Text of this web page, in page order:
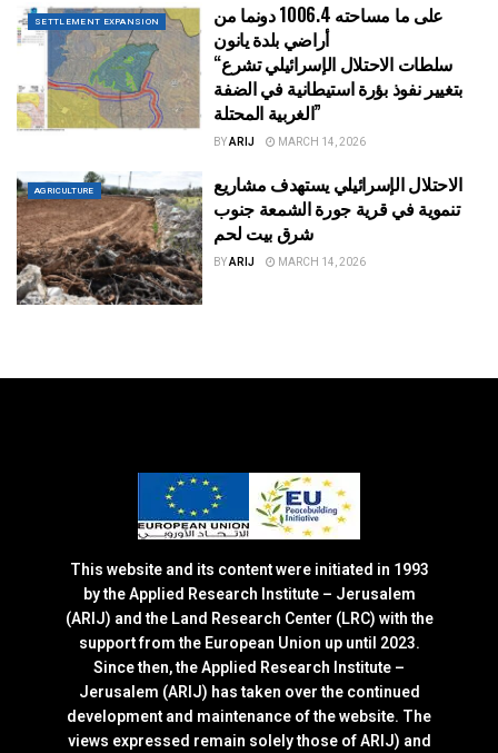
SETTLEMENT EXPANSION
على ما مساحته 1006.4 دونما من
أراضي بلدة يانون
“سلطات الاحتلال الإسرائيلي تشرع
بتغيير نفوذ بؤرة استيطانية في الضفة
الغربية المحتلة”
BYARIJ MARCH 14, 2026
AGRICULTURE
الاحتلال الإسرائيلي يستهدف مشاريع
تنموية في قرية جورة الشمعة جنوب
شرق بيت لحم
BYARIJ MARCH 14, 2026
This website and its content were initiated in 1993
by the Applied Research Institute – Jerusalem
(ARIJ) and the Land Research Center (LRC) with the
support from the European Union up until 2023.
Since then, the Applied Research Institute –
Jerusalem (ARIJ) has taken over the continued
development and maintenance of the website. The
views expressed remain solely those of ARIJ) and